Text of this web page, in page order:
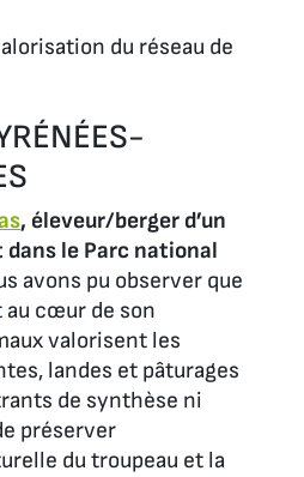
du réseau de
, éleveur/berger d’un
le Parc national
avons pu observer que
cœur de son
valorisent les
landes et pâturages
de synthèse ni
préserver
du troupeau et la